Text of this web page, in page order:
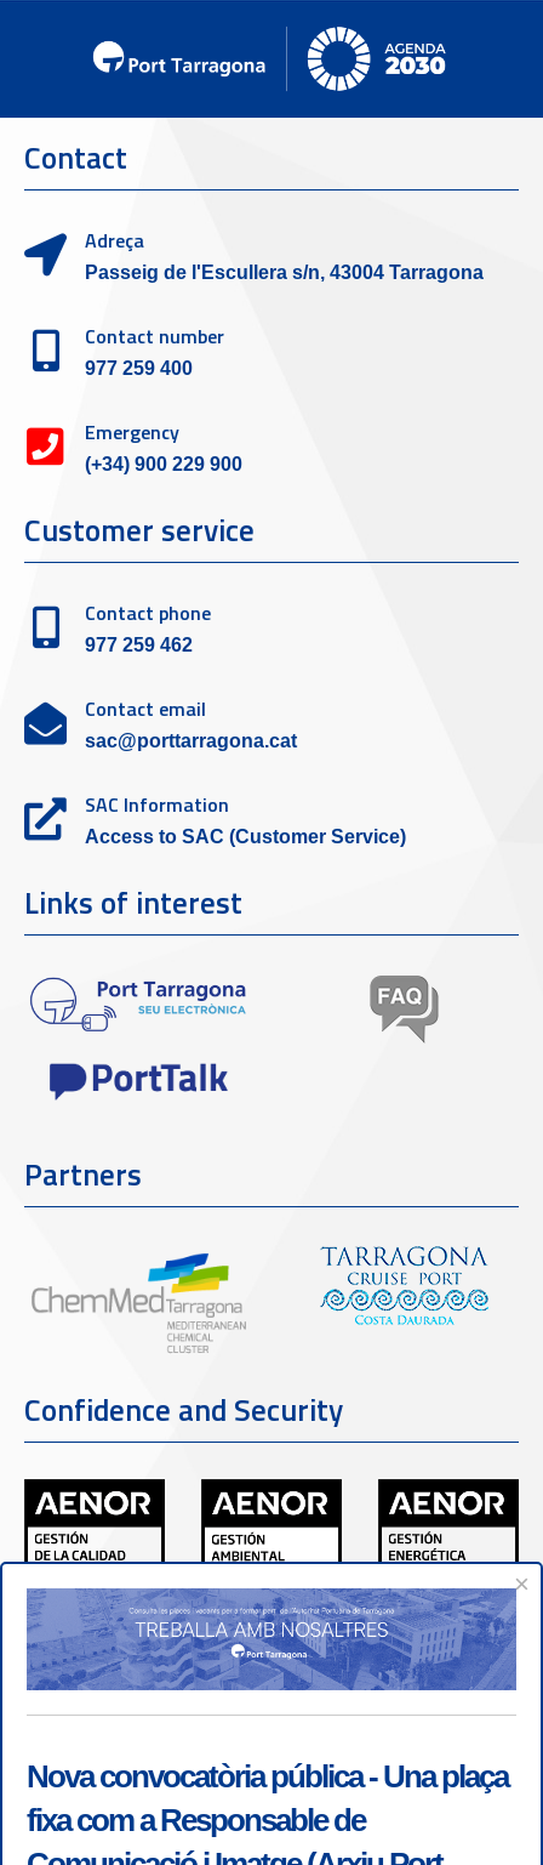
Contact
Adreça
Passeig de l'Escullera s/n, 43004 Tarragona
Contact number
977 259 400
Emergency
(+34) 900 229 900
Customer service
Contact phone
977 259 462
Contact email
sac@porttarragona.cat
SAC Information
Access to SAC (Customer Service)
Links of interest
Partners
Confidence and Security
×
Nova convocatòria pública - Una plaça
fixa com a Responsable de